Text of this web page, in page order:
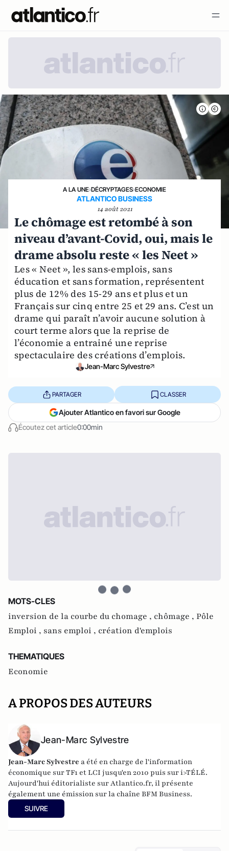
A LA UNE›DÉCRYPTAGES›ECONOMIE
ATLANTICO BUSINESS
14 août 2021
Le chômage est retombé à son
niveau d’avant-Covid, oui, mais le
drame absolu reste « les Neet »
Les « Neet », les sans-emplois, sans
éducation et sans formation, représentent
plus de 12% des 15-29 ans et plus et un
Français sur cinq entre 25 et 29 ans. C’est un
drame qui paraît n’avoir aucune solution à
court terme alors que la reprise de
l’économie a entrainé une reprise
spectaculaire des créations d’emplois.
Jean-Marc Sylvestre
Écoutez cet article0:00min
PARTAGER CLASSER
Ajouter Atlantico en favori sur Google
MOTS-CLES
inversion de la courbe du chomage , chômage , Pôle
Emploi , sans emploi , création d'emplois
THEMATIQUES
Economie
A PROPOS DES AUTEURS
Jean-Marc Sylvestre
Jean-Marc Sylvestre a été en charge de l'information
économique sur TF1 et LCI jusqu'en 2010 puis sur i>TÉLÉ.
Aujourd'hui éditorialiste sur Atlantico.fr, il présente
également une émission sur la chaîne BFM Business.
SUIVRE